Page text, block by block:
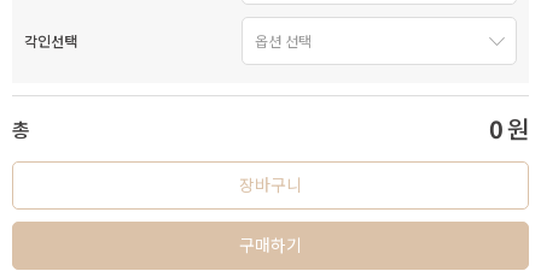
각인선택
총 0원
장바구니
구매하기